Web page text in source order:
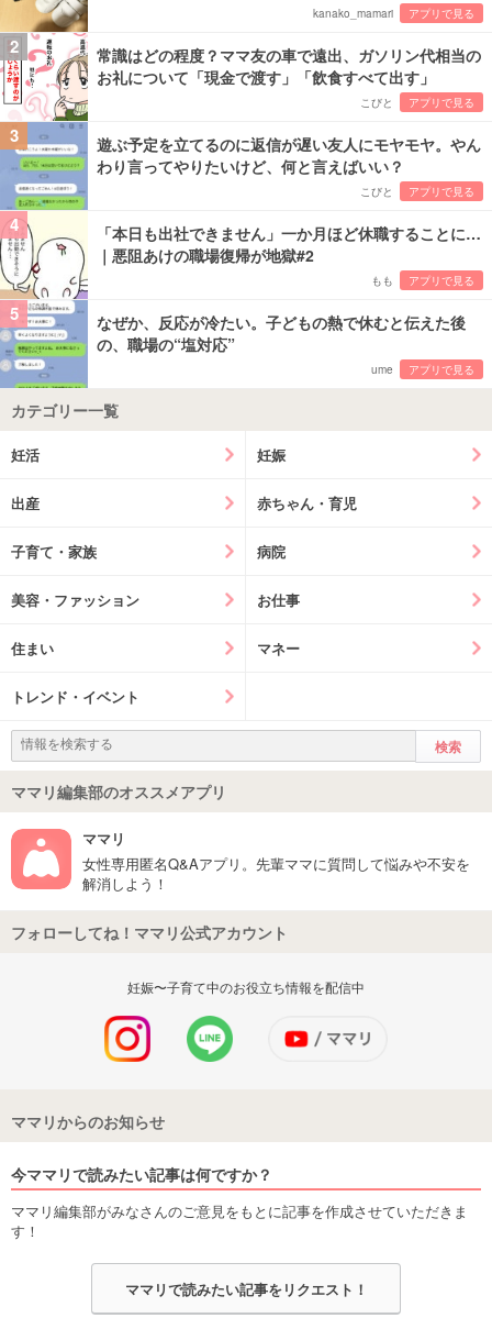
kanako_mamari アプリで見る
2
常識はどの程度？ママ友の車で遠出、ガソリン代相当の
お礼について「現金で渡す」「飲食すべて出す」
こびと アプリで見る
3
遊ぶ予定を立てるのに返信が遅い友人にモヤモヤ。やん
わり言ってやりたいけど、何と言えばいい？
こびと アプリで見る
4
「本日も出社できません」一か月ほど休職することに…
｜悪阻あけの職場復帰が地獄#2
もも アプリで見る
5
なぜか、反応が冷たい。子どもの熱で休むと伝えた後
の、職場の“塩対応”
ume アプリで見る
カテゴリー一覧
妊活 妊娠
出産 赤ちゃん・育児
子育て・家族 病院
美容・ファッション お仕事
住まい マネー
トレンド・イベント
ママリ編集部のオススメアプリ
ママリ
女性専用匿名Q&Aアプリ。先輩ママに質問して悩みや不安を
解消しよう！
フォローしてね！ママリ公式アカウント
妊娠〜子育て中のお役立ち情報を配信中
ママリからのお知らせ
今ママリで読みたい記事は何ですか？
ママリ編集部がみなさんのご意見をもとに記事を作成させていただきま
す！
ママリで読みたい記事をリクエスト！